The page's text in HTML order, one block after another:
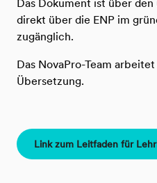
Das Dokument ist über
direkt über die ENP im
zugänglich.
Das NovaPro-Team
Übersetzung.
Link zum Leitfaden für